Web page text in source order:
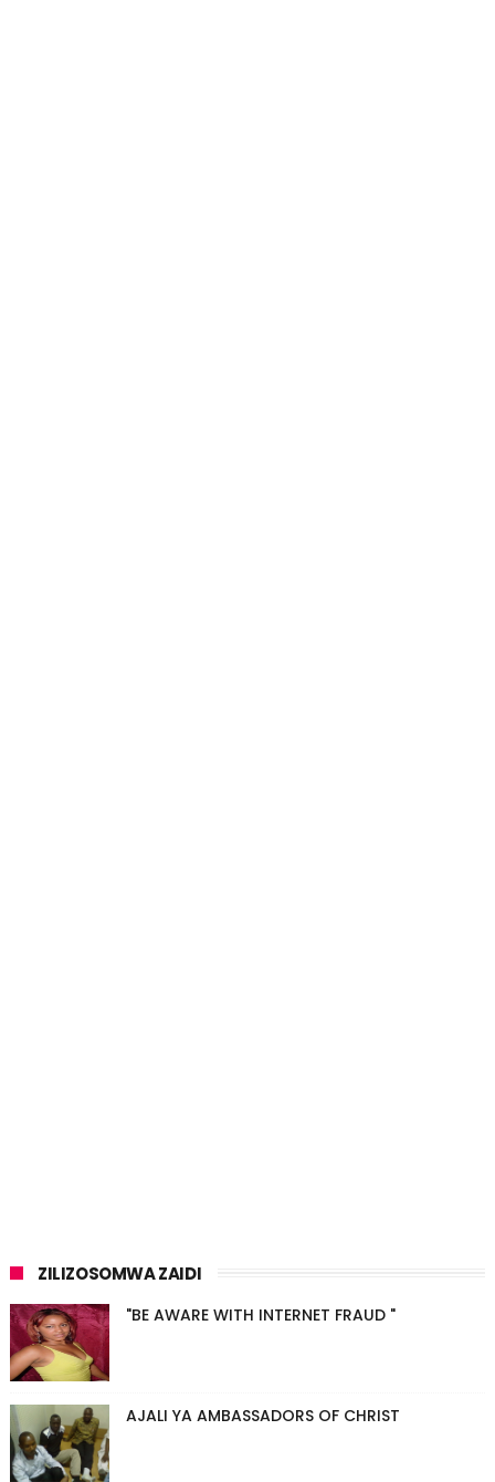
ZILIZOSOMWA ZAIDI
"BE AWARE WITH INTERNET FRAUD "
AJALI YA AMBASSADORS OF CHRIST